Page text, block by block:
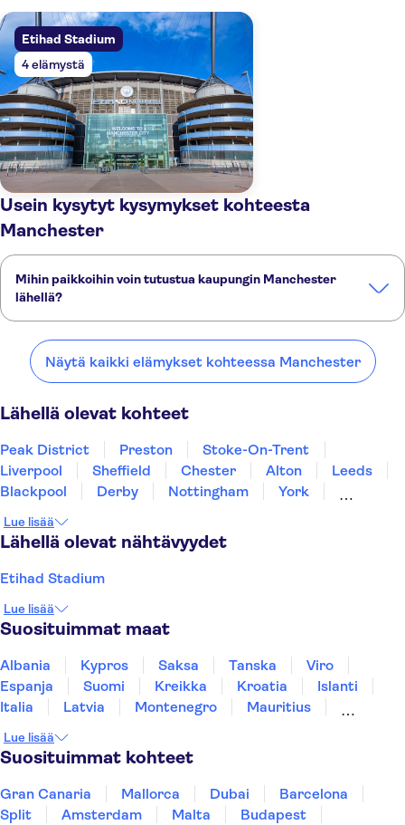
Etihad Stadium
4 elämystä
Usein kysytyt kysymykset kohteesta
Manchester
Mihin paikkoihin voin tutustua kaupungin Manchester
lähellä?
lähellä:
Peak District Stoke-On-Trent
Näytä kaikki elämykset kohteessa Manchester
Lähellä olevat kohteet
Peak District Preston
Stoke-On-Trent
Liverpool
Sheffield Chester Alton
Leeds
Blackpool
Derby Nottingham
York
Lue lisää
Lähellä olevat nähtävyydet
Etihad Stadium
Lue lisää
Suosituimmat maat
Albania Kypros Saksa Tanska
Viro
Espanja
Suomi Kreikka Kroatia
Islanti
Italia
Latvia Montenegro
Mauritius
Thaimaa
Turkki
Lue lisää
Suosituimmat kohteet
Gran Canaria Mallorca Dubai
Barcelona
Split
Amsterdam Malta
Budapest